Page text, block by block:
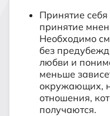
Принятие
принятие
Необходимо
без
любви и
меньше
окружающих,
отношения,
получаются.